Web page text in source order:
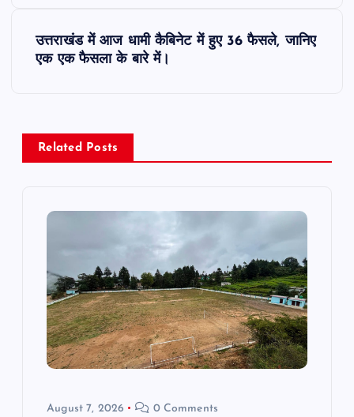
v
उत्तराखंड में आज धामी कैबिनेट में हुए 36 फैसले, जानिए
एक एक फैसला के बारे में।
Related Posts
August 7, 2026 0 Comments